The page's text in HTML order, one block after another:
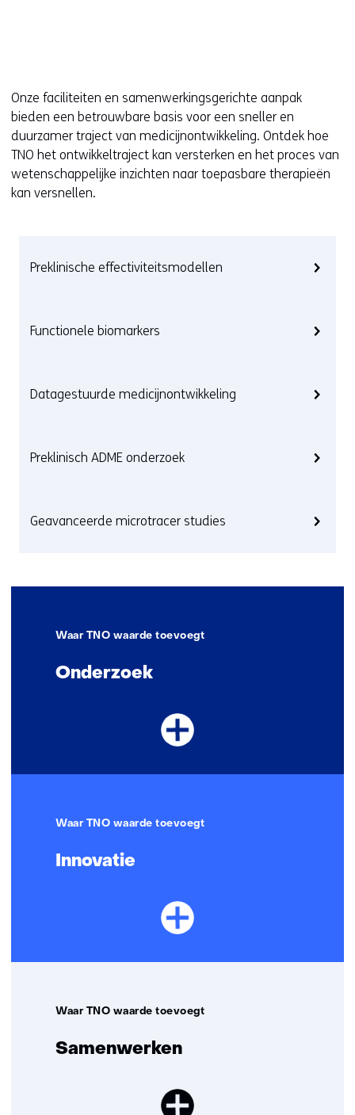
Onze faciliteiten en samenwerkingsgerichte aanpak
bieden een betrouwbare basis voor een sneller en
duurzamer traject van medicijnontwikkeling. Ontdek hoe
TNO het ontwikkeltraject kan versterken en het proces van
wetenschappelijke inzichten naar toepasbare therapieën
kan versnellen.
Preklinische effectiviteitsmodellen
Functionele biomarkers
Datagestuurde medicijnontwikkeling
Preklinisch ADME onderzoek
Geavanceerde microtracer studies
Onderzoek
Waar TNO waarde toevoegt
Innovatie
Waar TNO waarde toevoegt
Samenwerken
Waar TNO waarde toevoegt